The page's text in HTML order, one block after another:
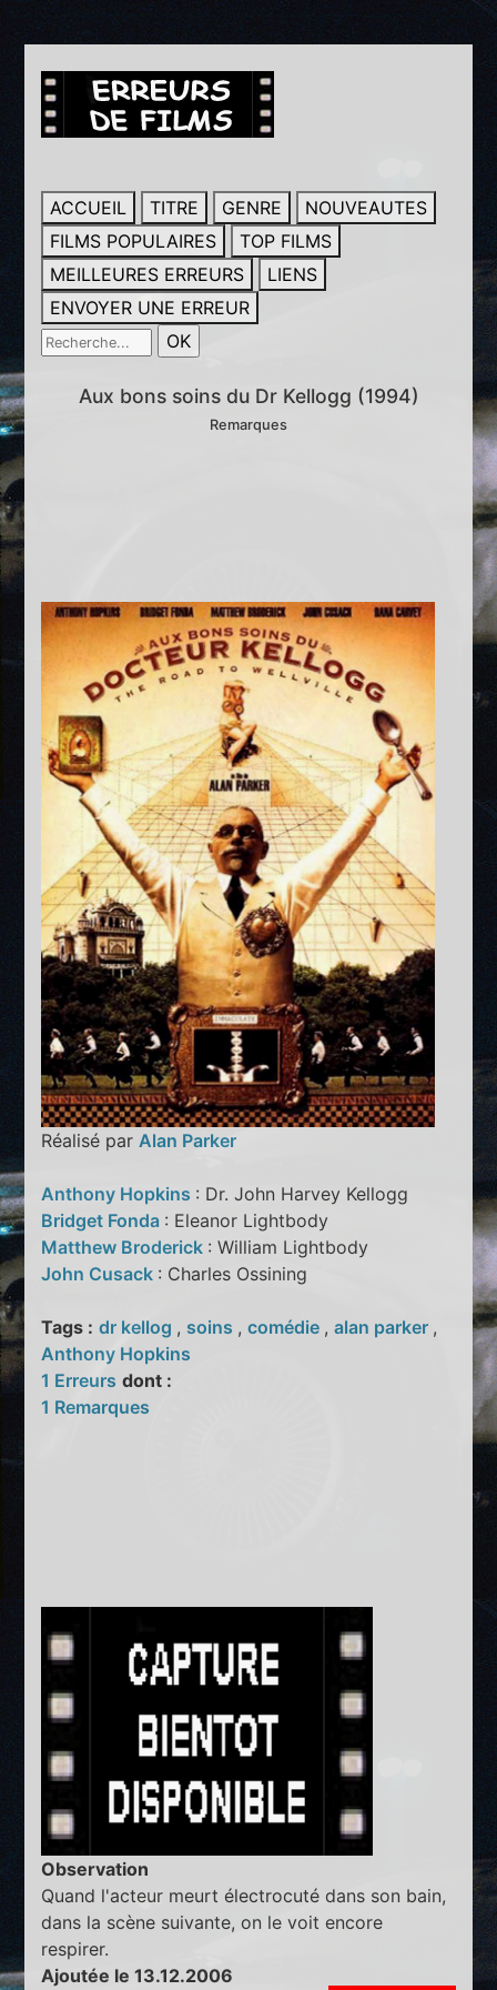
ACCUEIL TITRE GENRE
NOUVEAUTES
FILMS POPULAIRES
TOP FILMS
MEILLEURES ERREURS
LIENS
ENVOYER UNE ERREUR
Aux bons soins du Dr Kellogg (1994)
Remarques
Réalisé par Alan Parker
Anthony Hopkins : Dr. John Harvey Kellogg
Bridget Fonda : Eleanor Lightbody
Matthew Broderick : William Lightbody
John Cusack : Charles Ossining
Tags : dr kellog , soins ,comédie ,alan parker ,
Anthony Hopkins
1 Erreurs dont :
1 Remarques
Observation
Quand l'acteur meurt électrocuté dans son bain,
dans la scène suivante, on le voit encore
respirer.
Ajoutée le 13.12.2006